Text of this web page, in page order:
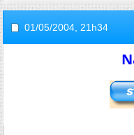
01/05/2004, 21h34